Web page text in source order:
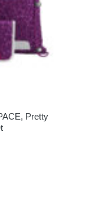
Pretty